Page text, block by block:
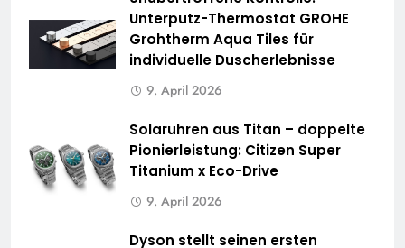
Unterputz-Thermostat GROHE
Grohtherm Aqua Tiles für
individuelle Duscherlebnisse
9. April 2026
Solaruhren aus Titan – doppelte
Pionierleistung: Citizen Super
Titanium x Eco-Drive
9. April 2026
Dyson stellt seinen ersten